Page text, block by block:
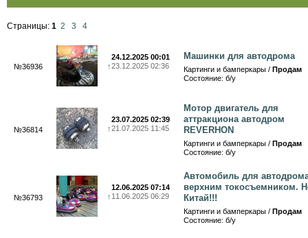
Страницы: 1 2 3 4
№36936
24.12.2025 00:01
↑23.12.2025 02:36
Машинки для автодрома
Картинги и бамперкары / Продам
Состояние: б/у
№36814
23.07.2025 02:39
↑21.07.2025 11:45
Мотор двигатель для
аттракциона автодром
REVERHON
Картинги и бамперкары / Продам
Состояние: б/у
№36793
12.06.2025 07:14
↑ 11.06.2025 06:29
Автомобиль для
верхним токосъемником.
Китай!!!
Картинги и бамперкары / Продам
Состояние: б/у